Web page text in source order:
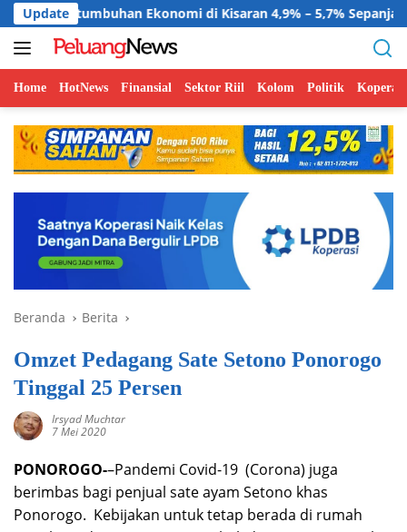
Langsung
ke
konten
Update
Ekonomi di Kisaran 4,9% – 5,7% Sepanjang 2026
Home HotNews Finansial Sektor Riil Kolom Politik Koperasi
Beranda Berita
Omzet Pedagang Sate Setono Ponorogo
Tinggal 25 Persen
Irsyad Muchtar
7 Mei 2020
PONOROGO-–Pandemi Covid-19 (Corona) juga
berimbas bagi penjual sate ayam Setono khas
Ponorogo. Kebijakan untuk tetap berada di rumah